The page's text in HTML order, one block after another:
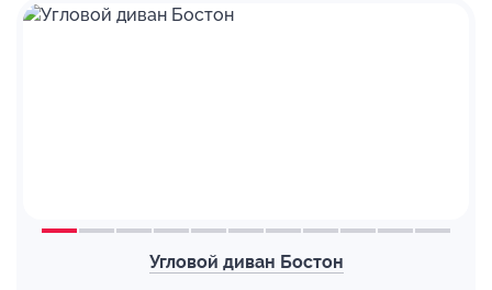
Угловой диван Бостон